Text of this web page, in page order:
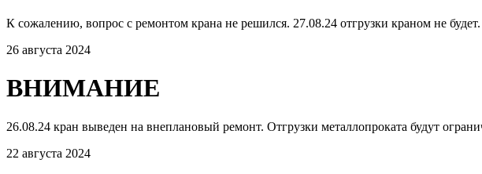
К сожалению, вопрос с ремонтом крана не решился. 27.08.24 отгрузки краном не будет.
26 августа 2024
ВНИМАНИЕ
26.08.24 кран выведен на внеплановый ремонт. Отгрузки металлопроката будут
22 августа 2024